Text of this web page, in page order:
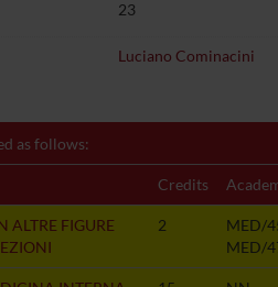
23
Luciano Cominacini
as follows:
Credits
ALTRE FIGURE
2
MED/
MED/